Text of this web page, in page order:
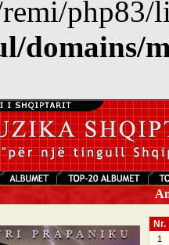
php83/
domains/
Nr.
1